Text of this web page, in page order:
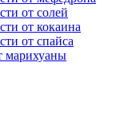
от солей
от кокаина
от спайса
марихуаны